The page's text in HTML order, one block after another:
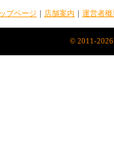
プページ ｜ 店舗案内 ｜ 運営者概
© 2011-2026